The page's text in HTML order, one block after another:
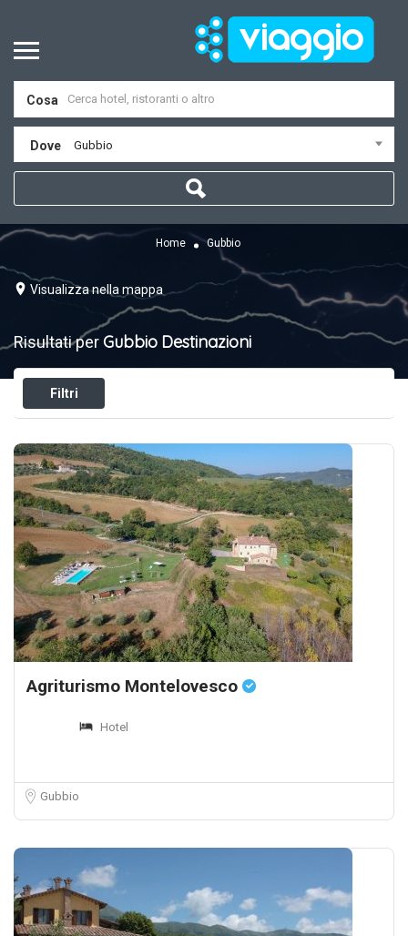
Cosa
Dove Gubbio
Home Gubbio
Visualizza nella mappa
Risultati per Gubbio Destinazioni
Filtri
Agriturismo Montelovesco
Hotel
Gubbio